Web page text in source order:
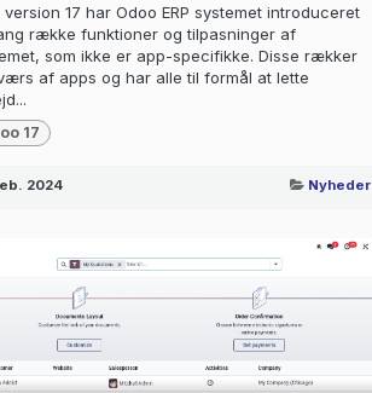
version 17 har Odoo ERP systemet introduceret
række funktioner og tilpasninger af
som ikke er app-specifikke. Disse rækker
af apps og har alle til formål at lette
17
2024 Nyheder